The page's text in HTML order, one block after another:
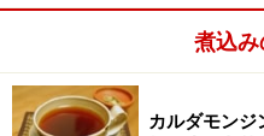
煮込
カルダモン